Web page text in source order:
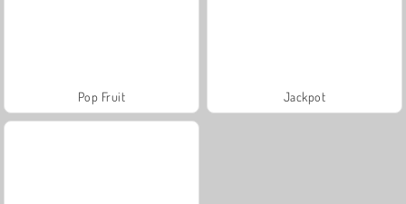
Pop Fruit Jackpot